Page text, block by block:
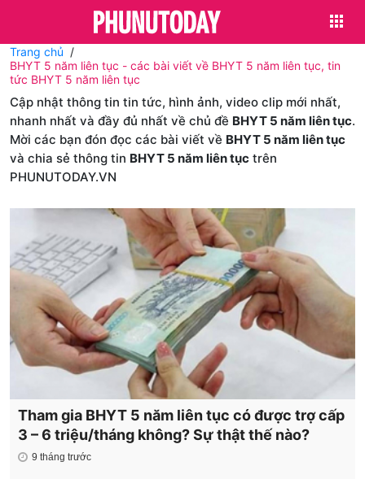
Trang chủ
BHYT 5 năm liên tục - các bài viết về BHYT 5 năm liên tục, tin
tức BHYT 5 năm liên tục
Cập nhật thông tin tin tức, hình ảnh, video clip mới nhất,
nhanh nhất và đầy đủ nhất về chủ đề BHYT 5 năm liên tục.
Mời các bạn đón đọc các bài viết về BHYT 5 năm liên tục
và chia sẻ thông tin BHYT 5 năm liên tục trên
PHUNUTODAY.VN
Tham gia BHYT 5 năm liên tục có được trợ cấp
3 – 6 triệu/tháng không? Sự thật thế nào?
9 tháng trước